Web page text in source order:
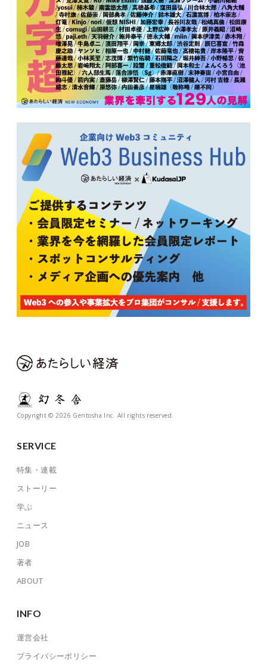
Copyright © 2026 Gentosha Inc. All rights reserved.
SERVICE
特集・連載
ストーリー
学ぶ
ニュース
JOB
著者
ABOUT
INFO
運営会社
プライバシーポリシー